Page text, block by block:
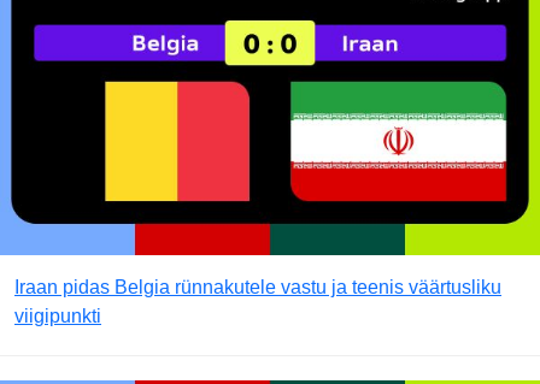
Iraan pidas Belgia rünnakutele vastu ja teenis väärtusliku
viigipunkti